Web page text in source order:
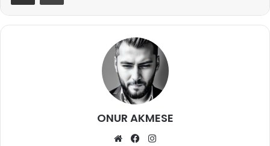
ONUR AKMESE
Web
Facebook